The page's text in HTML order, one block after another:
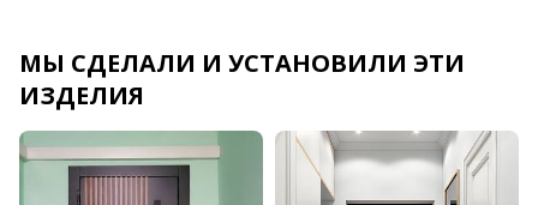
МЫ СДЕЛАЛИ И УСТАНОВИЛИ ЭТИ
ИЗДЕЛИЯ